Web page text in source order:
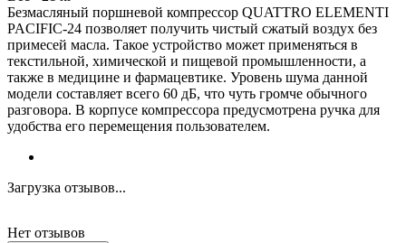
Безмасляный поршневой компрессор QUATTRO ELEMENTI
PACIFIC-24 позволяет получить чистый сжатый воздух без
примесей масла. Такое устройство может применяться в
текстильной, химической и пищевой промышленности, а
также в медицине и фармацевтике. Уровень шума данной
модели составляет всего 60 дБ, что чуть громче обычного
разговора. В корпусе компрессора предусмотрена ручка для
удобства его перемещения пользователем.
Загрузка отзывов...
Нет отзывов